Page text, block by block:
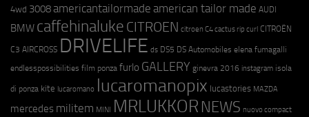
4wd 3008americantailormade american tailor made AUDI
BMW caffehinaluke CITROEN citroen C4 cactus rip curl CITROËN
C3 AIRCROSS DRIVELIFE ds DS5 DS Automobiles elena fumagalli
endlesspossibilities film ponza furlo GALLERY ginevra 2016 instagram isola
di ponza kite lucaromano lucaromanopix lucastories MAZDA
mercedes militem MINI MRLUKKOR NEWS nuovo compact